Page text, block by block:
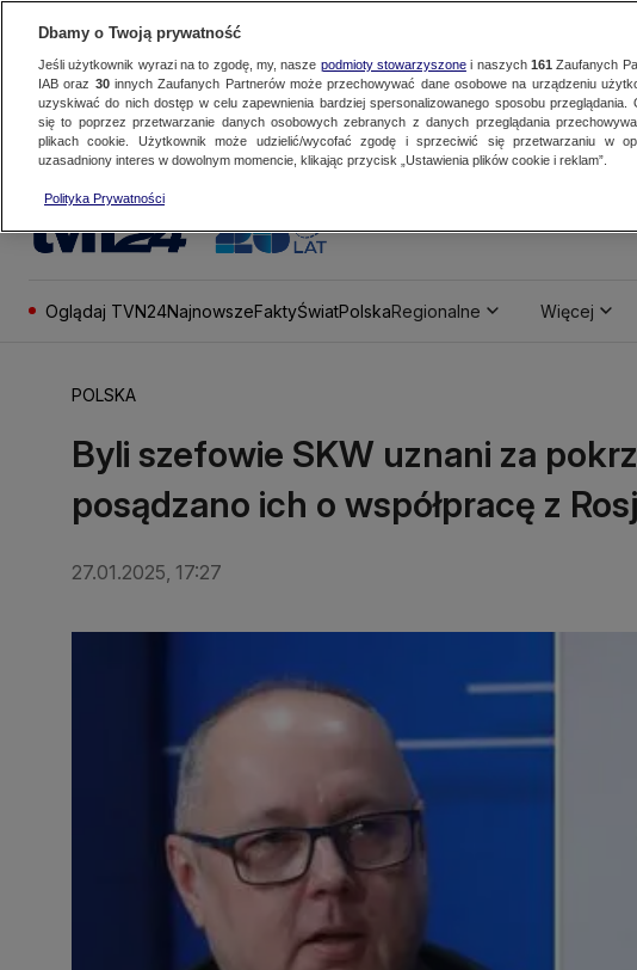
Oglądaj TVN24NajnowszeFaktyŚwiatPolskaRegionalne Więcej
POLSKA
Byli szefowie SKW uznani za
posądzano ich o współpracę z
27.01.2025, 17:27
Dbamy o Twoją prywatność
Jeśli użytkownik wyrazi na to zgodę, my, nasze podmioty stowarzyszonei naszych 161 Zaufanych
IAB oraz 30innych Zaufanych Partnerów może przechowywać dane osobowe na urządzeniu
uzyskiwać do nich dostęp w celu zapewnienia bardziej spersonalizowanego sposobu przeglądania.
się to poprzez przetwarzanie danych osobowych zebranych z danych przeglądania
plikach cookie. Użytkownik może udzielić/wycofać zgodę i sprzeciwić się przetwarzaniu w
uzasadniony interes w dowolnym momencie, klikając przycisk „Ustawienia plików cookie i reklam”.
Polityka Prywatności